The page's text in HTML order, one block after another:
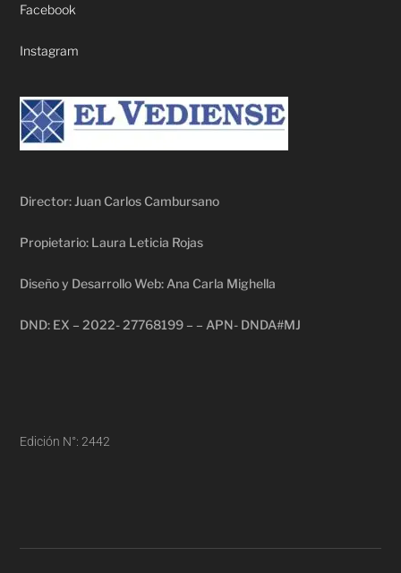
Facebook
Instagram
Director: Juan Carlos Cambursano
Propietario: Laura Leticia Rojas
Diseño y Desarrollo Web: Ana Carla Mighella
DND: EX – 2022- 27768199 – – APN- DNDA#MJ
Edición N°: 2442